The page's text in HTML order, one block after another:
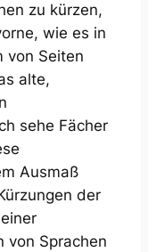
zu kürzen,
wie es in
von Seiten
alte,
sehe Fächer
Ausmaß
der
von Sprachen